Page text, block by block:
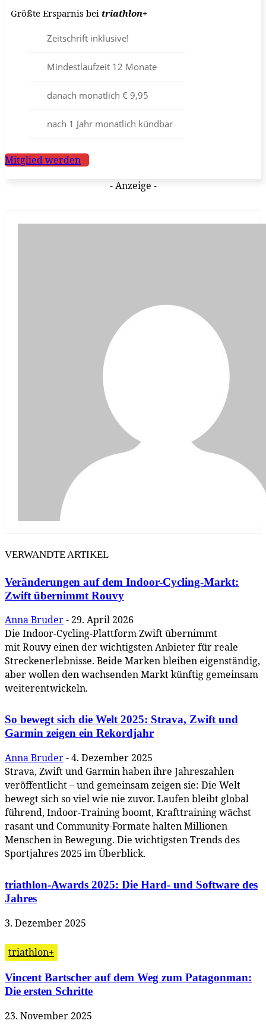
Größte Ersparnis bei triathlon+
Zeitschrift inklusive!
Mindestlaufzeit 12 Monate
danach monatlich € 9,95
nach 1 Jahr monatlich kündbar
Mitglied werden
- Anzeige -
VERWANDTE ARTIKEL
Veränderungen auf dem Indoor-Cycling-Markt:
Zwift übernimmt Rouvy
Anna Bruder- 29. April 2026
Die Indoor-Cycling-Plattform Zwift übernimmt
mit Rouvy einen der wichtigsten Anbieter für reale
Streckenerlebnisse. Beide Marken bleiben eigenständig,
aber wollen den wachsenden Markt künftig gemeinsam
weiterentwickeln.
So bewegt sich die Welt 2025: Strava, Zwift und
Garmin zeigen ein Rekordjahr
Anna Bruder-4. Dezember 2025
Strava, Zwift und Garmin haben ihre Jahreszahlen
veröffentlicht – und gemeinsam zeigen sie: Die Welt
bewegt sich so viel wie nie zuvor. Laufen bleibt global
führend, Indoor-Training boomt, Krafttraining wächst
rasant und Community-Formate halten Millionen
Menschen in Bewegung. Die wichtigsten Trends des
Sportjahres 2025 im Überblick.
triathlon-Awards 2025: Die Hard- und Software des
Jahres
3. Dezember 2025
triathlon+
Vincent Bartscher auf dem Weg zum Patagonman:
Die ersten Schritte
23. November 2025